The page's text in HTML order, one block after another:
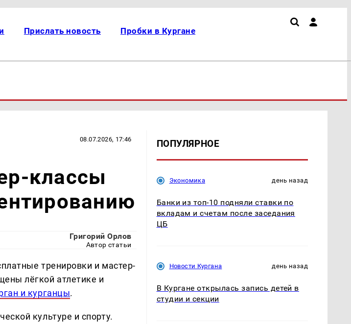
Прислать новость Пробки в Кургане
08.07.2026, 17:46
классы
Григорий Орлов
Автор статьи
тренировки и мастер-
лёгкой атлетике и
и курганцы.
культуре и спорту.
ПОПУЛЯРНОЕ
Экономика день назад
Банки из топ-10 подняли ставки по
вкладам и счетам после заседания
ЦБ
Новости Кургана день назад
В Кургане открылась запись детей в
студии и секции